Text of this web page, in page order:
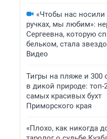
«Чтобы нас носили
ручках, мы любим»:
Сергеевна, которую
бельком, стала
Видео
Тигры на пляже и 300
в дикой природе: топ-
самых красивых бухт
Приморского края
«Плохо, как никогда